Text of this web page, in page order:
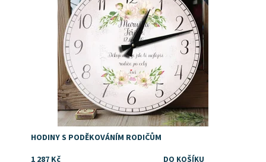
HODINY S PODĚKOVÁNÍM RODIČŮM
1 287 Kč